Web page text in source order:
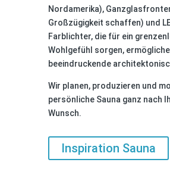
Nordamerika),
Großzügigkeit schaffen) und
Farblichter, die für ein
Wohlgefühl sorgen,
beeindruckende
Wir planen, produzieren und
persönliche Sauna ganz nach
Wunsch.
Inspiration Sauna